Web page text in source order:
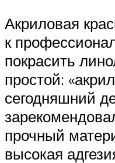
Акриловая
к
покрасить
простой:
сегодняшний
прочный
высокая